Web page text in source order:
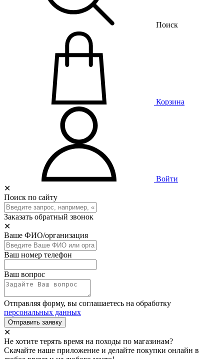
Поиск
Корзина
Войти
✕
Поиск по сайту
Заказать обратный звонок
✕
Ваше ФИО/организация
Ваш номер телефон
Ваш вопрос
Отправляя форму, вы соглашаетесь на обработку
персональных данных
Отправить заявку
✕
Не хотите терять время на походы по магазинам?
Скачайте наше приложение и делайте покупки онлайн в